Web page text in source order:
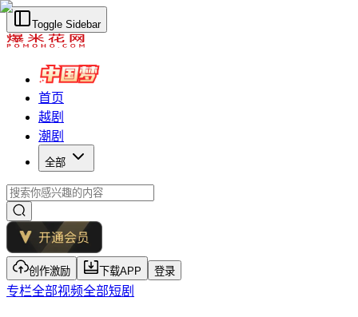
Toggle Sidebar
首页
越剧
潮剧
全部
创作激励 下载APP 登录
专栏全部视频全部短剧